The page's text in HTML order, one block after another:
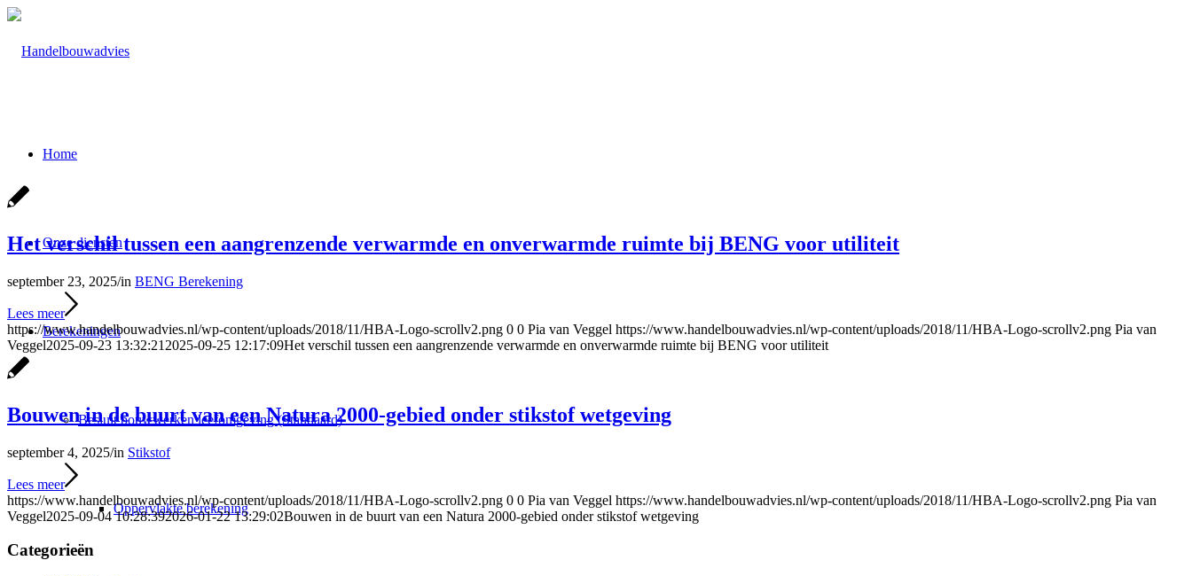
Home
Onze diensten
Berekeningen
Besluit bouwwerken leefomgeving (Standaard)
Oppervlakte berekening
Het verschil tussen een aangrenzende verwarmde en onverwarmde ruimte bij BENG voor utiliteit
september 23, 2025/in BENG Berekening
Lees meer
https://www.handelbouwadvies.nl/wp-content/uploads/2018/11/HBA-Logo-scrollv2.png 0 0 Pia van Veggel https://www.handelbouwadvies.nl/wp-content/uploads/2018/11/HBA-Logo-scrollv2.png Pia van
Veggel2025-09-23 13:32:21 2025-09-25 12:17:09Het verschil tussen een aangrenzende verwarmde en onverwarmde ruimte bij BENG voor utiliteit
Bouwen in de buurt van een Natura 2000-gebied onder stikstof wetgeving
september 4, 2025/in Stikstof
Lees meer
https://www.handelbouwadvies.nl/wp-content/uploads/2018/11/HBA-Logo-scrollv2.png 0 0 Pia van Veggel https://www.handelbouwadvies.nl/wp-content/uploads/2018/11/HBA-Logo-scrollv2.png Pia van
Veggel2025-09-04 10:28:392026-01-22 13:29:02Bouwen in de buurt van een Natura 2000-gebied onder stikstof wetgeving
Categorieën